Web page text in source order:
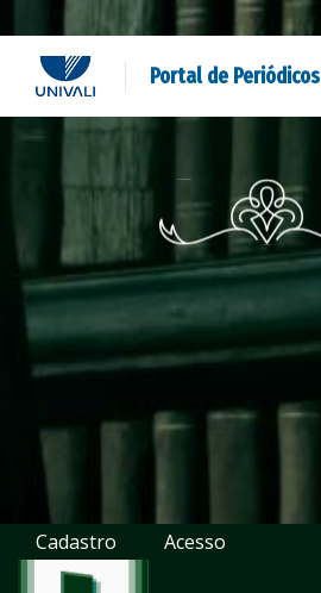
Portal de Periódicos
Cadastro Acesso